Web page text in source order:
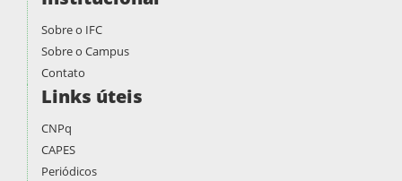
Sobre o IFC
Sobre o Campus
Contato
Links úteis
CNPq
CAPES
Periódicos